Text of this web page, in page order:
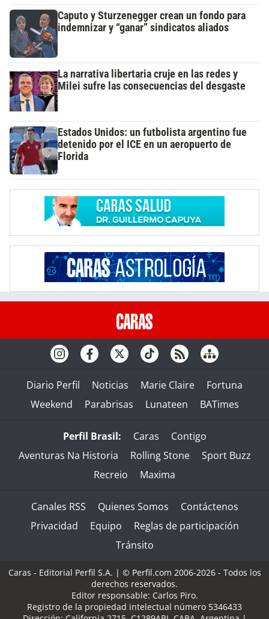
Caputo y Sturzenegger crean un fondo para
indemnizar y “ganar” sindicatos aliados
La narrativa libertaria cruje en las redes y
Milei sufre las consecuencias del desgaste
Estados Unidos: un futbolista argentino fue
detenido por el ICE en un aeropuerto de
Florida
Diario Perfil Noticias Marie Claire
Fortuna
Weekend
Parabrisas Lunateen BATimes
Perfil Brasil: Caras
Contigo
Aventuras Na Historia
Rolling Stone
Sport Buzz
Recreio
Maxima
Canales RSS Quienes Somos
Contáctenos
Privacidad
Equipo
Reglas de participación
Tránsito
Caras - Editorial Perfil S.A. | © Perfil.com 2006-2026 - Todos los
derechos reservados.
Editor responsable: Carlos Piro.
Registro de la propiedad intelectual número 5346433